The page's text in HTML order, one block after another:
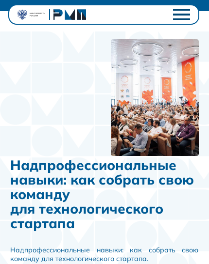
Надпрофессиональные
навыки: как собрать свою
команду
для технологического
стартапа
Надпрофессиональные навыки: как собрать свою
команду для технологического стартапа.